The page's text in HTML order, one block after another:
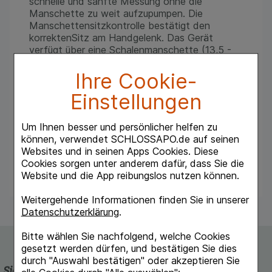
Ihre Cookie-
Einstellungen
Um Ihnen besser und persönlicher helfen zu
können, verwendet SCHLOSSAPO.de auf seinen
Websites und in seinen Apps Cookies. Diese
Cookies sorgen unter anderem dafür, dass Sie die
Website und die App reibungslos nutzen können.
Weitergehende Informationen finden Sie in unserer
Datenschutzerklärung.
Bitte wählen Sie nachfolgend, welche Cookies
gesetzt werden dürfen, und bestätigen Sie dies
durch "Auswahl bestätigen" oder akzeptieren Sie
Manschette zu weit aufzupumpen. Die
Manschettensitzkontrolle bestätigt den
korrektenSitz am Handgelenk. Das Gerät
verfügt über eine Schalenmanschette (13,5 -
Das Gerät ist klinisch validiert. Als einer von
wenigen Herstellern lässt OMRON freiwillig
zusätzliche Validierungsstudien durch
unabhängige internationale Organisationen
durchführen. Im Lieferumfang enthalten sind
Blutdruckmessgerät, Manschette,
Hartschalenbox, Gebrauchsanweisung,
Garantiekarte, Blutdruckpass und Batterien.